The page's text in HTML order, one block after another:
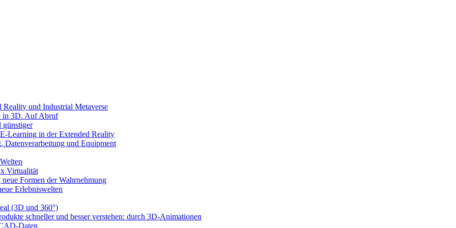
und Industrial Metaverse
in 3D. Auf Abruf
günstiger
Learning in der Extended Reality
und Equipment
x Virtualität
Formen der Wahrnehmung
Erlebniswelten
(3D und 360°)
schneller und besser verstehen: durch 3D-Animationen
Daten